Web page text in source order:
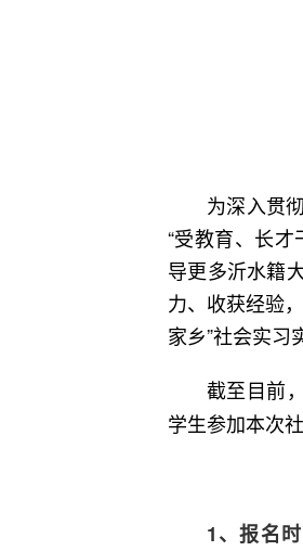
为深入贯
“受教育、长
导更多沂水籍
力、收获经验
家乡”社会实习
截至目前
学生参加本次
1、报名时